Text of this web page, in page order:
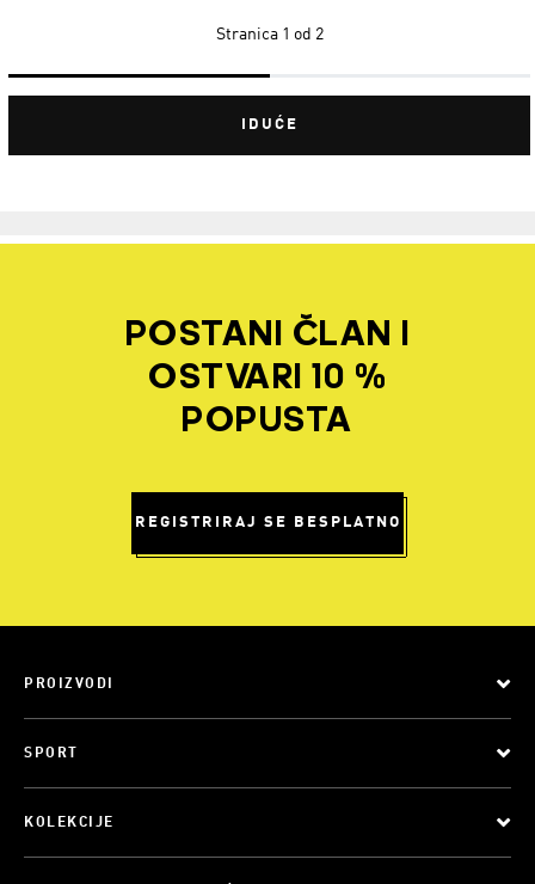
Stranica 1 od 2
IDUĆE
POSTANI ČLAN I
OSTVARI 10 %
POPUSTA
REGISTRIRAJ SE BESPLATNO
PROIZVODI
SPORT
KOLEKCIJE